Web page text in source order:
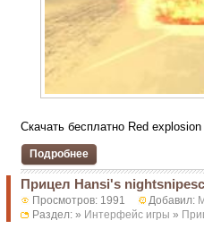
Скачать бесплатно Red
Подробнее
Прицел Hansi's
Просмотров: 1991 Добавил:
Раздел: » Интерфейс игры »